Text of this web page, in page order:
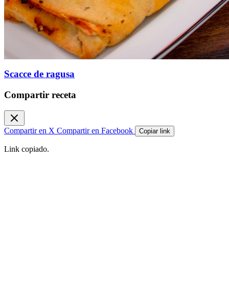
Scacce de ragusa
Compartir receta
Compartir en X Compartir en Facebook Copiar link
Link copiado.